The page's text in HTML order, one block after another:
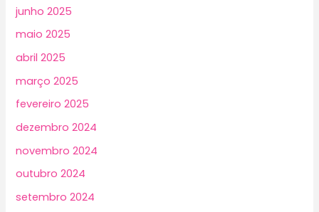
junho 2025
maio 2025
abril 2025
março 2025
fevereiro 2025
dezembro 2024
novembro 2024
outubro 2024
setembro 2024